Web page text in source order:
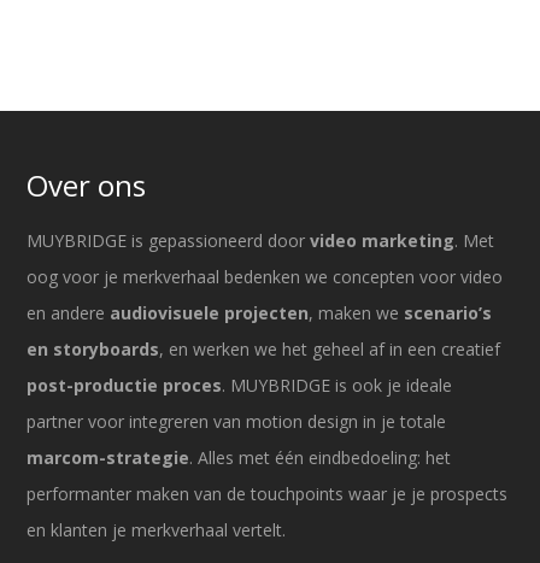
Over ons
MUYBRIDGE is gepassioneerd doorvideo marketing. Met
oog voor je merkverhaal bedenken we concepten voor video
en andere audiovisuele projecten, maken we scenario’s
en storyboards, en werken we het geheel af in een creatief
post-productie proces. MUYBRIDGE is ook je ideale
partner voor integreren van motion design in je totale
marcom-strategie. Alles met één eindbedoeling: het
performanter maken van de touchpoints waar je je prospects
en klanten je merkverhaal vertelt.